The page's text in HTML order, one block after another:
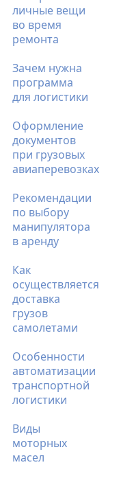
личные вещи
во время
ремонта
Зачем нужна
программа
для логистики
Оформление
документов
при грузовых
авиаперевозках
Рекомендации
по выбору
манипулятора
в аренду
Как
осуществляется
доставка
грузов
самолетами
Особенности
автоматизации
транспортной
логистики
Виды
моторных
масел